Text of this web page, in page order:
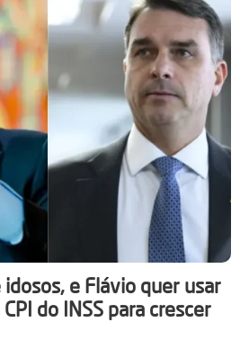
e Flávio quer usar
do INSS para crescer